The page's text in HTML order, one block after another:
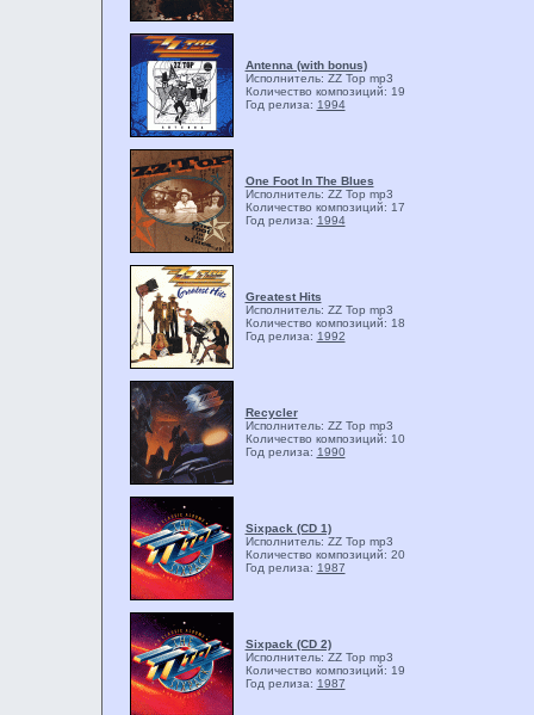
Antenna (with bonus)
Исполнитель: ZZ Top mp3
Количество композиций: 19
Год релиза: 1994
One Foot In The Blues
Исполнитель: ZZ Top mp3
Количество композиций: 17
Год релиза: 1994
Greatest Hits
Исполнитель: ZZ Top mp3
Количество композиций: 18
Год релиза: 1992
Recycler
Исполнитель: ZZ Top mp3
Количество композиций: 10
Год релиза: 1990
Sixpack (CD 1)
Исполнитель: ZZ Top mp3
Количество композиций: 20
Год релиза: 1987
Sixpack (CD 2)
Исполнитель: ZZ Top mp3
Количество композиций: 19
Год релиза: 1987